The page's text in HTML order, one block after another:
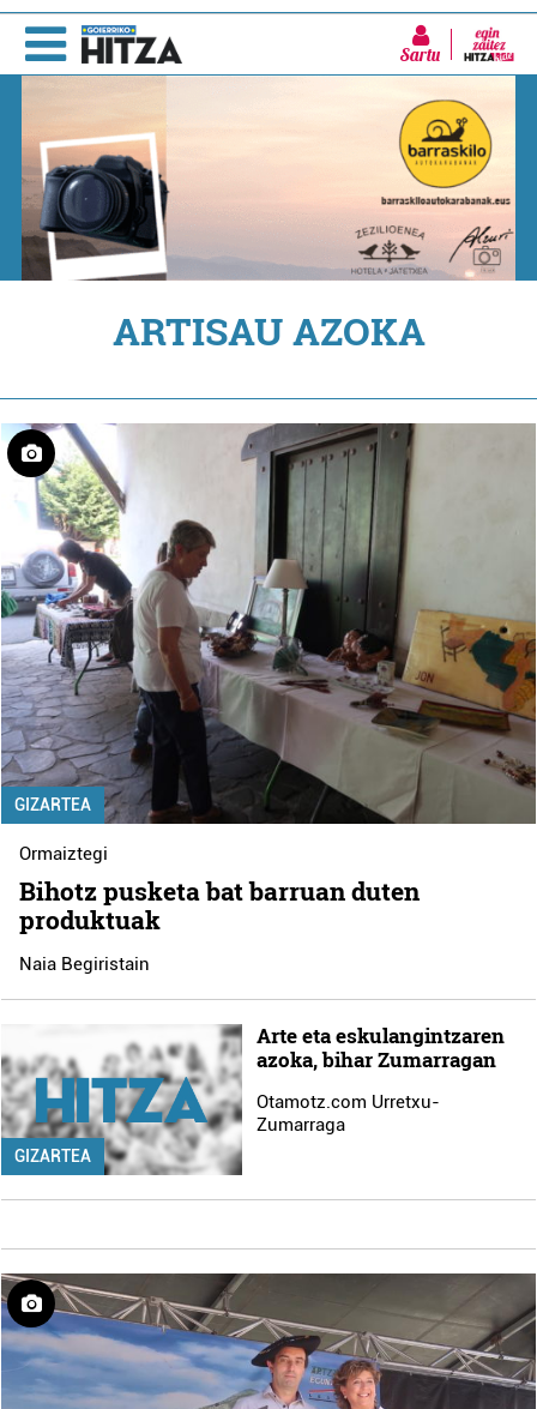
Sartu
ARTISAU AZOKA
GIZARTEA
Ormaiztegi
Bihotz pusketa bat barruan duten
produktuak
Naia Begiristain
GIZARTEA
Arte eta eskulangintzaren
azoka, bihar Zumarragan
Otamotz.com Urretxu-
Zumarraga